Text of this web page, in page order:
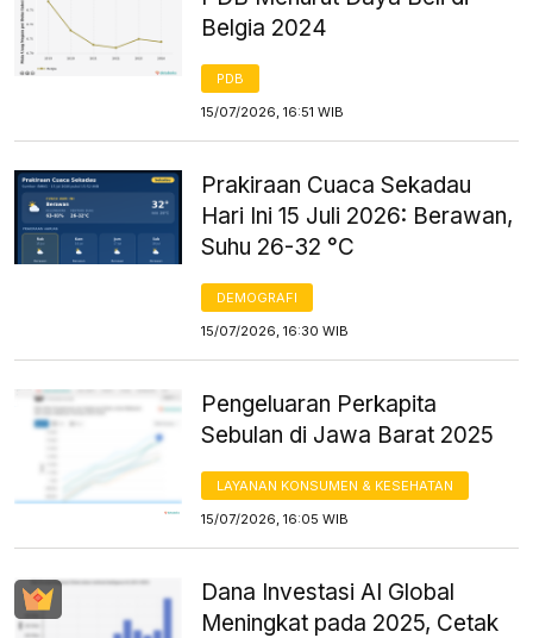
Belgia 2024
PDB
15/07/2026, 16:51 WIB
Prakiraan Cuaca Sekadau
Hari Ini 15 Juli 2026: Berawan,
Suhu 26-32 °C
DEMOGRAFI
15/07/2026, 16:30 WIB
Pengeluaran Perkapita
Sebulan di Jawa Barat 2025
LAYANAN KONSUMEN & KESEHATAN
15/07/2026, 16:05 WIB
Dana Investasi AI Global
Meningkat pada 2025, Cetak